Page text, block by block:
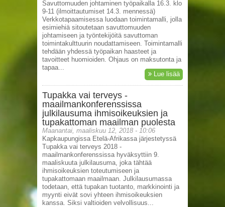
Savuttomuuden johtaminen työpaikalla 16.3. klo
9-11 (ilmoittautumiset 14.3. mennessä)
Verkkotapaamisessa luodaan toimintamalli, jolla
esimiehiä sitoutetaan savuttomuuden
johtamiseen ja työntekijöitä savuttoman
toimintakulttuurin noudattamiseen. Toimintamalli
tehdään yhdessä työpaikan haasteet ja
tavoitteet huomioiden. Ohjaus on maksutonta ja
tapaa...
Lue lisää
Tupakka vai terveys -
maailmankonferenssissa
julkilausuma ihmisoikeuksien ja
tupakattoman maailman puolesta
Maanantai, maaliskuu 12, 2018 - 10:06
Kapkaupungissa Etelä-Afrikassa järjestetyssä
Tupakka vai terveys 2018 -
maailmankonferenssissa hyväksyttiin 9.
maaliskuuta julkilausuma, joka tähtää
ihmisoikeuksien toteutumiseen ja
tupakattomaan maailmaan. Julkilausumassa
todetaan, että tupakan tuotanto, markkinointi ja
myynti eivät sovi yhteen ihmisoikeuksien
kanssa. Siksi valtioiden velvollisuus...